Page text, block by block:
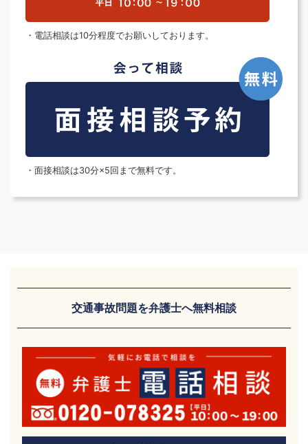
・電話相談は10分程度でお願いしております。
・面接相談は30分×5回まで無料です。
交通事故問題を弁護士へ無料相談